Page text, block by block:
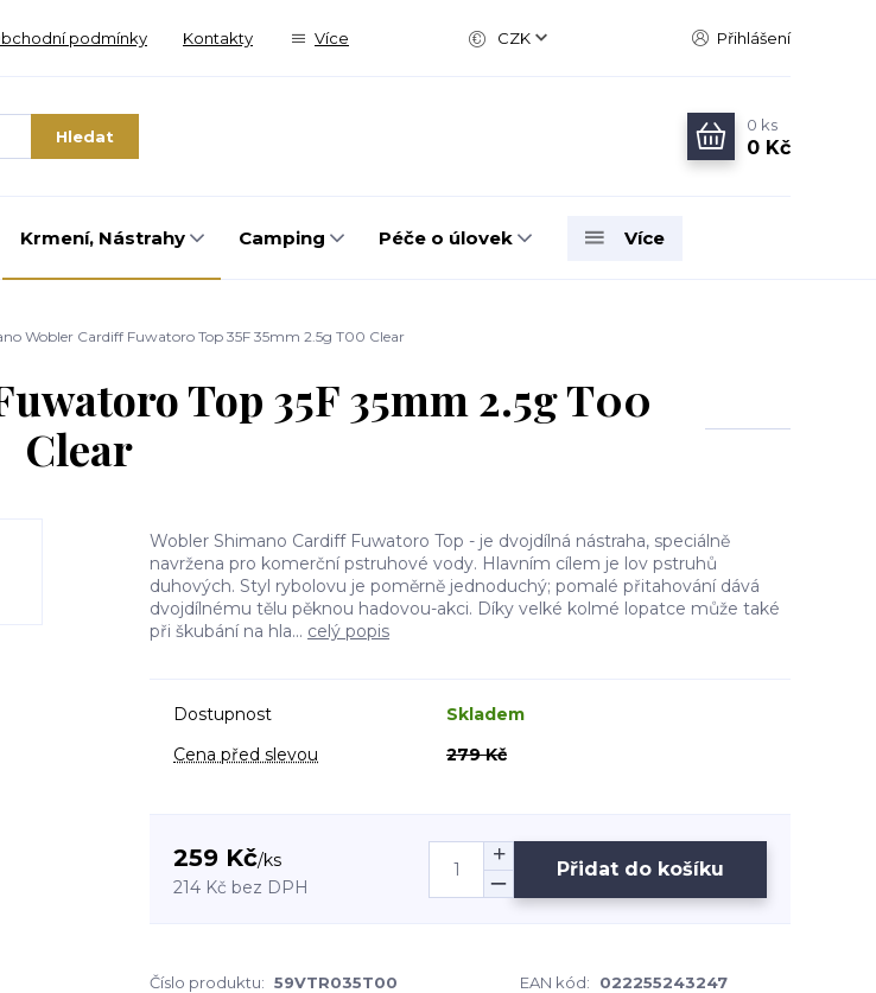
podmínky Kontakty Více CZK Přihlášení
Hledat
0 ks
0 Kč
Krmení, Nástrahy Camping Péče o úlovek Více
Wobler Cardiff Fuwatoro Top 35F 35mm 2.5g T00 Clear
Top 35F 35mm 2.5g T00
Clear
Wobler Shimano Cardiff Fuwatoro Top - je dvojdílná nástraha, speciálně
navržena pro komerční pstruhové vody. Hlavním cílem je lov pstruhů
duhových. Styl rybolovu je poměrně jednoduchý; pomalé přitahování dává
dvojdílnému tělu pěknou hadovou-akci. Díky velké kolmé lopatce může také
při škubání na hla... celý popis
Dostupnost
Skladem
Cena před slevou
279 Kč
259 Kč/ks
214 Kč bez DPH
Přidat do košíku
Číslo produktu: 59VTR035T00 EAN kód:
022255243247